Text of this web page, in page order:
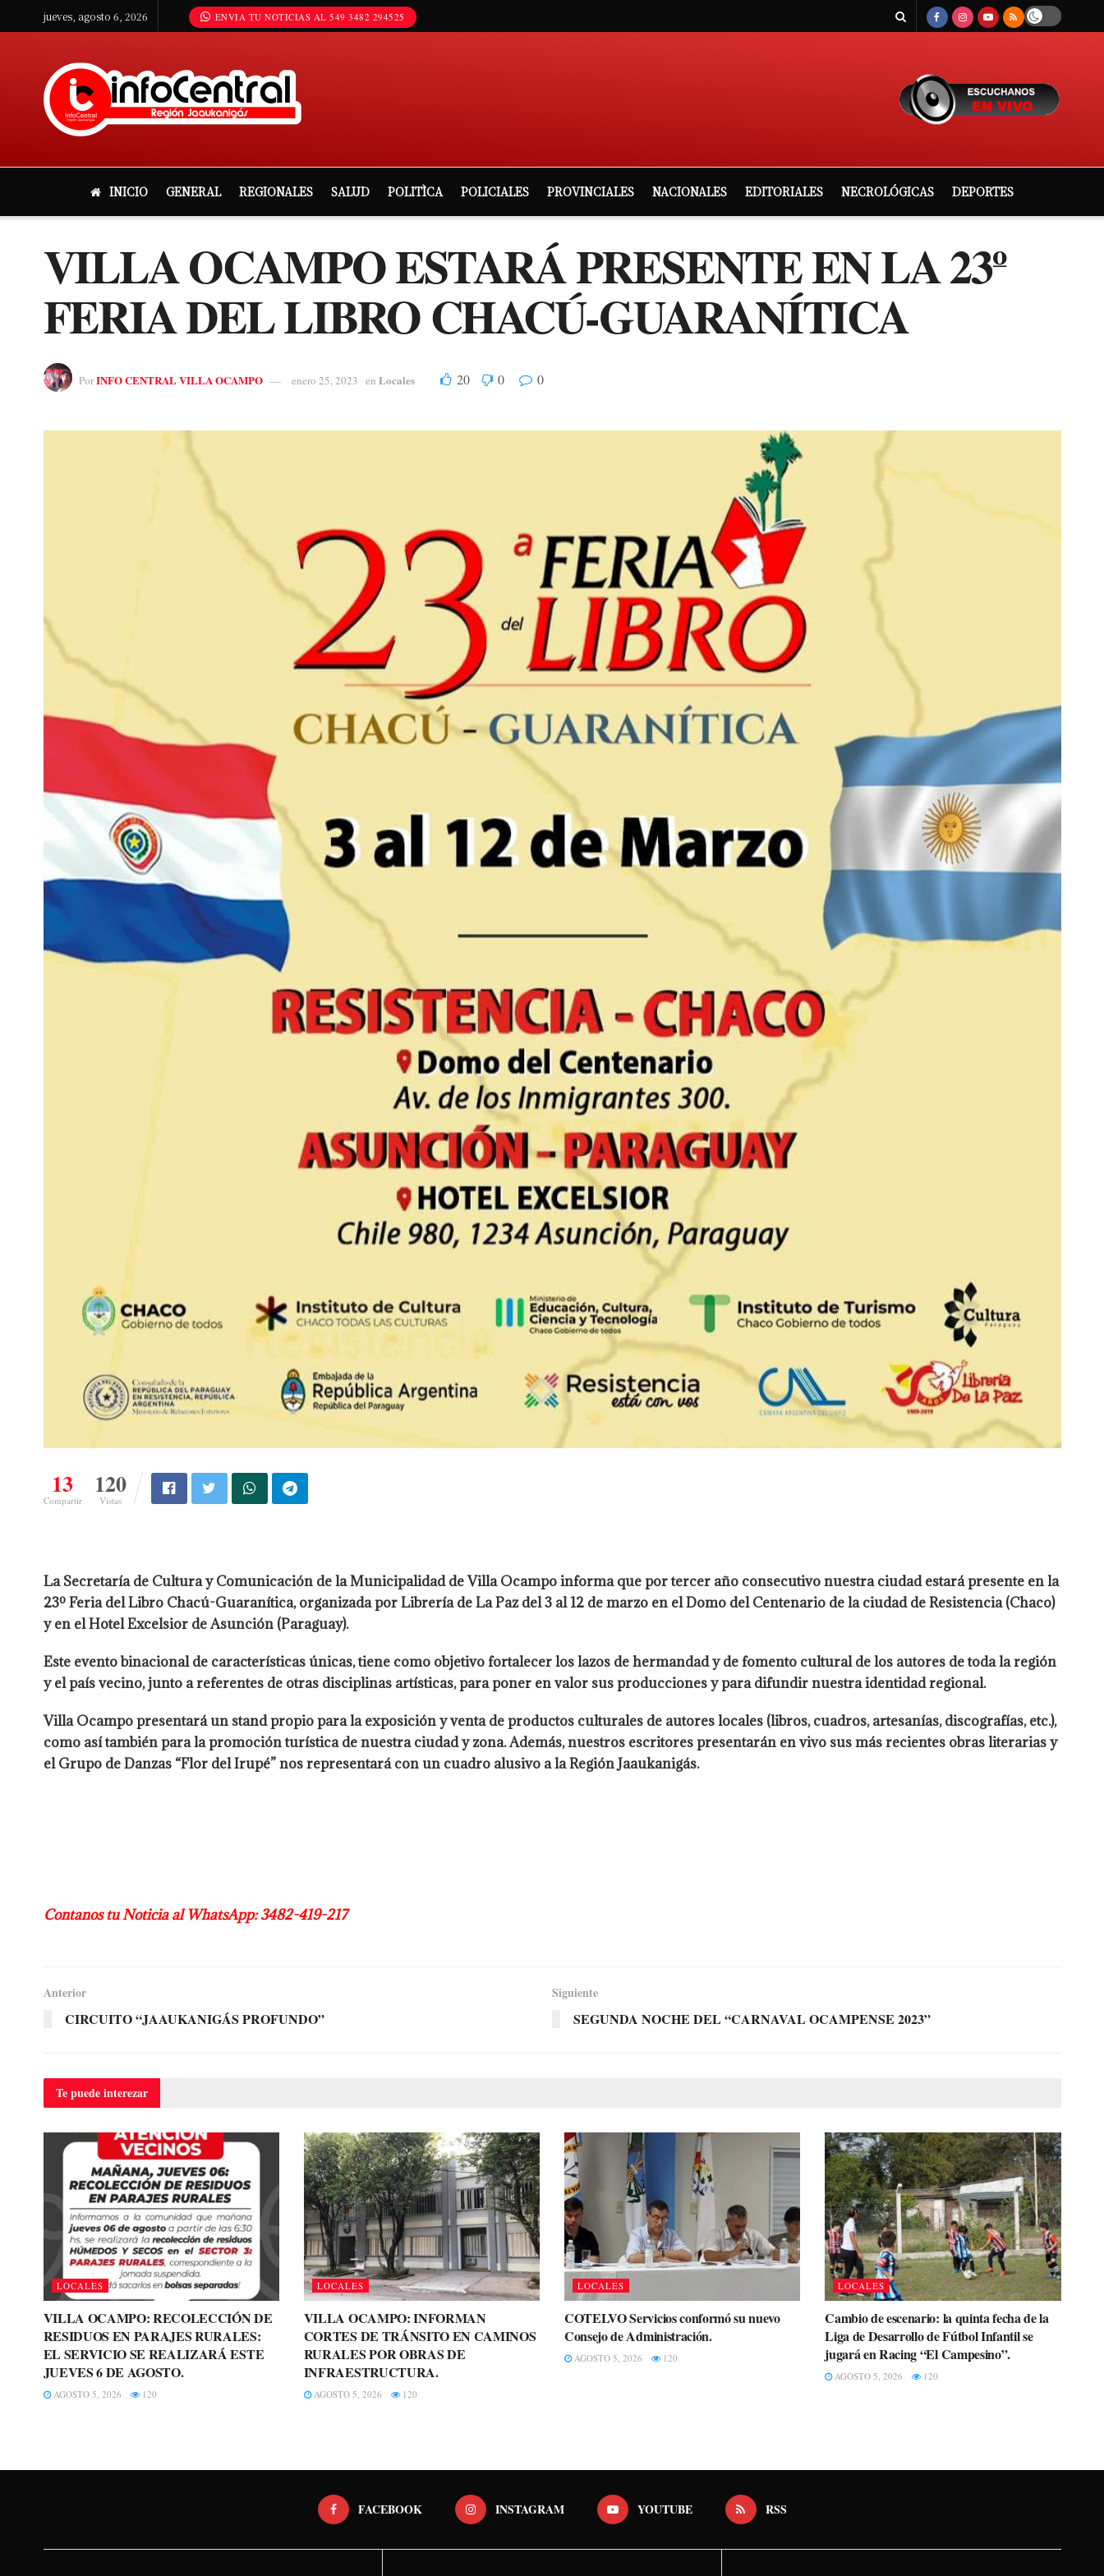
jueves, agosto 6, 2026 ENVIA TU NOTICIAS AL 549 3482 294525
INICIO GENERAL REGIONALES SALUD POLITÌCA POLICIALES PROVINCIALES NACIONALES EDITORIALES NECROLÓGICAS DEPORTES
VILLA OCAMPO ESTARÁ PRESENTE EN LA 23º
FERIA DEL LIBRO CHACÚ-GUARANÍTICA
PorINFO CENTRAL VILLA OCAMPO enero 25, 2023 en Locales 20 0 0
13
Compartir
120
Vistas
La Secretaría de Cultura y Comunicación de la Municipalidad de Villa Ocampo informa que por tercer año consecutivo nuestra ciudad estará presente en la
23º Feria del Libro Chacú-Guaranítica, organizada por Librería de La Paz del 3 al 12 de marzo en el Domo del Centenario de la ciudad de Resistencia (Chaco)
y en el Hotel Excelsior de Asunción (Paraguay).
Este evento binacional de características únicas, tiene como objetivo fortalecer los lazos de hermandad y de fomento cultural de los autores de toda la región
y el país vecino, junto a referentes de otras disciplinas artísticas, para poner en valor sus producciones y para difundir nuestra identidad regional.
Villa Ocampo presentará un stand propio para la exposición y venta de productos culturales de autores locales (libros, cuadros, artesanías, discografías, etc.),
como así también para la promoción turística de nuestra ciudad y zona. Además, nuestros escritores presentarán en vivo sus más recientes obras literarias y
el Grupo de Danzas “Flor del Irupé” nos representará con un cuadro alusivo a la Región Jaaukanigás.
Contanos tu Noticia al WhatsApp: 3482-419-217
Anterior
CIRCUITO “JAAUKANIGÁS PROFUNDO”
Siguiente
SEGUNDA NOCHE DEL “CARNAVAL OCAMPENSE 2023”
Te puedeinterezar
LOCALES
VILLA OCAMPO: RECOLECCIÓN DE
RESIDUOS EN PARAJES RURALES:
EL SERVICIO SE REALIZARÁ ESTE
JUEVES 6 DE AGOSTO.
AGOSTO 5, 2026 120
LOCALES
VILLA OCAMPO: INFORMAN
CORTES DE TRÁNSITO EN CAMINOS
RURALES POR OBRAS DE
INFRAESTRUCTURA.
AGOSTO 5, 2026 120
LOCALES
COTELVO Servicios conformó su nuevo
Consejo de Administración.
AGOSTO 5, 2026 120
LOCALES
Cambio de escenario: la quinta fecha de la
Liga de Desarrollo de Fútbol Infantil se
jugará en Racing “El Campesino”.
AGOSTO 5, 2026 120
FACEBOOK INSTAGRAM YOUTUBE RSS